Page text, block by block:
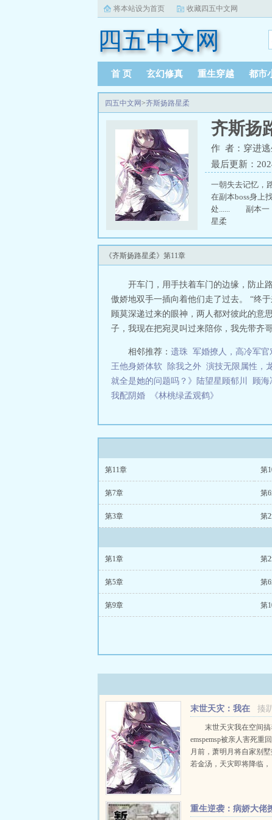
将本站设为首页 收藏四五中文网
四五中文网
首 页 玄幻修真 重生穿越 都市
四五中文网>齐斯扬路星柔
齐斯扬
作 者：穿进逃
最后更新：
一朝失去记忆，
在副本boss身上
处...... 副本一
星柔
《齐斯扬路星柔》第11章
开车门，用手扶着车门的边缘，防止
傲娇地双手一插向着他们走了过去。 “终
顾莫深递过来的眼神，两人都对彼此的意
子，我现在把宛灵叫过来陪你，我先带齐
相邻推荐： 遗珠 军婚撩人，高冷军官
王他身娇体软
除我之外 演技无限属性，
就全是她的问题吗？》陆望星顾郁川
顾海
我配阴婚
《林桃绿孟观鹤》
第11章 第
第7章 第
第3章 第
第1章 第
第5章 第
第9章 第
揍
末世天灾：我在
空间搞养殖
末世天灾我在空间
emspemsp被亲人害死重
月前，萧明月将自家别
若金汤，天灾即将降临，
重生逆袭：病娇大佬